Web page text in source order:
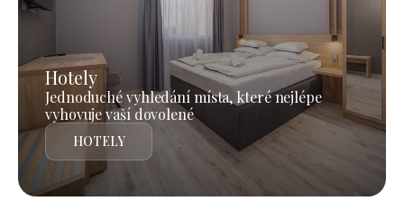
Hotely
Jednoduché vyhledání místa, které nejlépe
vyhovuje vaší dovolené
HOTELY